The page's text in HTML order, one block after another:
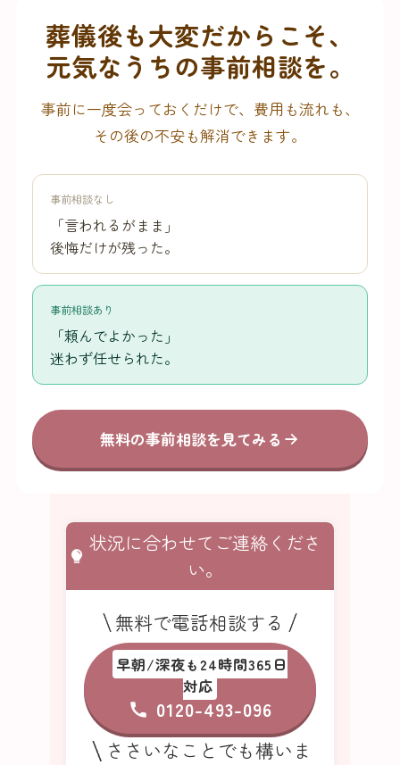
葬儀後も大変だからこそ、
元気なうちの事前相談を。
事前に一度会っておくだけで、費用も流れも、
その後の不安も解消できます。
事前相談なし
「言われるがまま」
後悔だけが残った。
事前相談あり
「頼んでよかった」
迷わず任せられた。
無料の事前相談を見てみる
状況に合わせてご連絡くださ
い。
無料で電話相談する
早朝/深夜も24時間365日
対応
0120-493-096
ささいなことでも構いま